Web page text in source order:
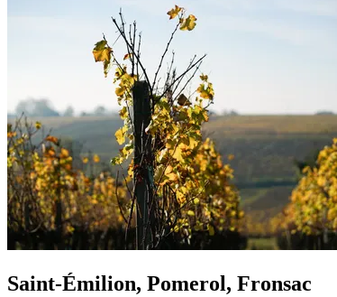
Saint-Émilion, Pomerol, Fronsac